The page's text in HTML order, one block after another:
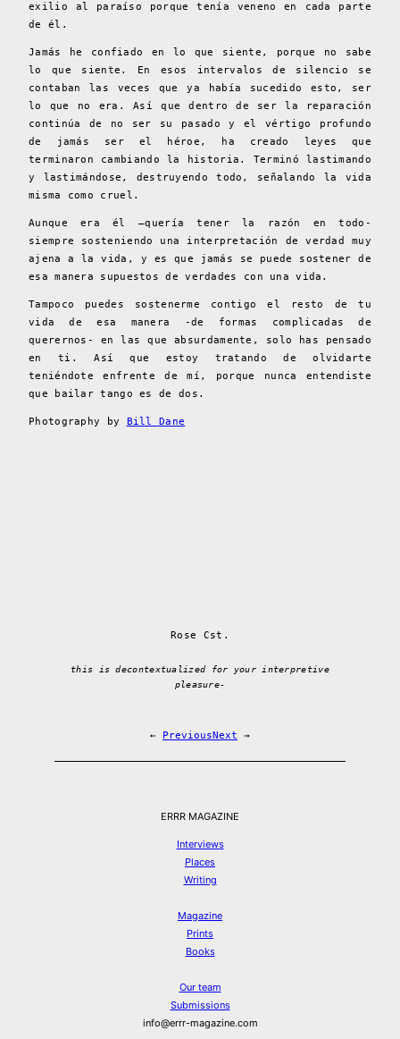
exilio al paraíso porque tenía veneno en cada parte
de él.
Jamás he confiado en lo que siente, porque no sabe
lo que siente. En esos intervalos de silencio se
contaban las veces que ya había sucedido esto, ser
lo que no era. Así que dentro de ser la reparación
continúa de no ser su pasado y el vértigo profundo
de jamás ser el héroe, ha creado leyes que
terminaron cambiando la historia. Terminó lastimando
y lastimándose, destruyendo todo, señalando la vida
misma como cruel.
Aunque era él –quería tener la razón en todo-
siempre sosteniendo una interpretación de verdad muy
ajena a la vida, y es que jamás se puede sostener de
esa manera supuestos de verdades con una vida.
Tampoco puedes sostenerme contigo el resto de tu
vida de esa manera -de formas complicadas de
querernos- en las que absurdamente, solo has pensado
en ti. Así que estoy tratando de olvidarte
teniéndote enfrente de mí, porque nunca entendiste
que bailar tango es de dos.
Photography by Bill Dane
Rose Cst.
this is decontextualized for your interpretive
pleasure-
← PreviousNext →
ERRR MAGAZINE
Interviews
Places
Writing
Magazine
Prints
Books
Our team
Submissions
info@errr-magazine.com